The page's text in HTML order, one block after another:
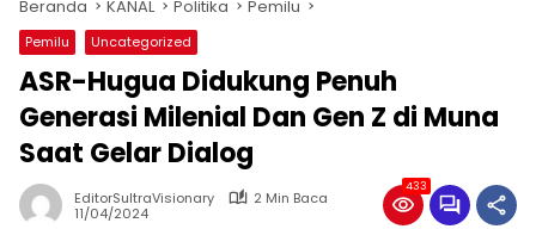
Beranda KANAL Politika Pemilu
Pemilu Uncategorized
ASR-Hugua Didukung Penuh
Generasi Milenial Dan Gen Z di Muna
Saat Gelar Dialog
EditorSultraVisionary
2 Min Baca
11/04/2024
433